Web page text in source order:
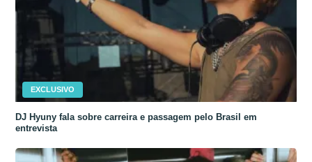
EXCLUSIVO
DJ Hyuny fala sobre carreira e passagem pelo Brasil em
entrevista